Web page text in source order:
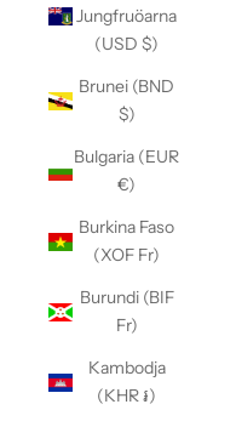
Jungfruöarna
(USD $)
Brunei (BND
$)
Bulgaria (EUR
€)
Burkina Faso
(XOF Fr)
Burundi (BIF
Fr)
Kambodja
(KHR ៛)